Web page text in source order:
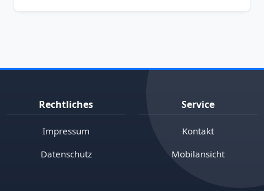
Rechtliches
Impressum
Datenschutz
Service
Kontakt
Mobilansicht